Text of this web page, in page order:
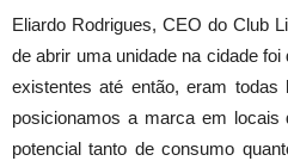
Eliardo Rodrigues, CEO do Club
de abrir uma unidade na cidade
existentes até então, eram todas
posicionamos a marca em locais
potencial tanto de consumo